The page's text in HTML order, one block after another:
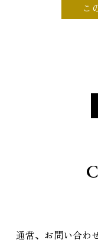
こ
C
通常、お問い合わ